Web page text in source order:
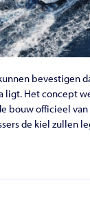
bevestigen
ligt. Het concept
bouw officieel
de kiel zullen